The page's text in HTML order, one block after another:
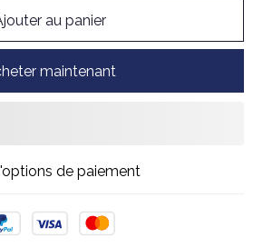
au panier
maintenant
de paiement